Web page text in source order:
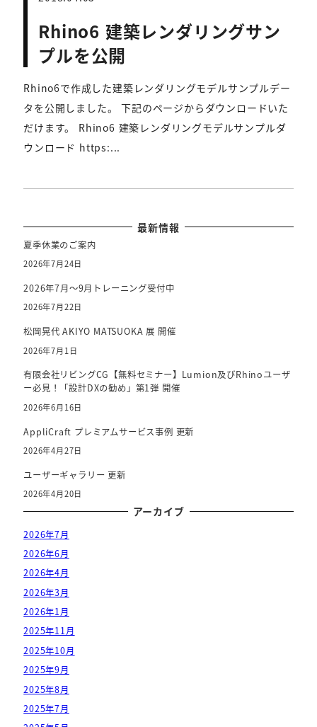
Rhino6 建築レンダリングサン
プルを公開
Rhino6で作成した建築レンダリングモデルサンプルデー
タを公開しました。 下記のページからダウンロードいた
だけます。 Rhino6 建築レンダリングモデルサンプルダ
ウンロード https:...
最新情報
夏季休業のご案内
2026年7月24日
2026年7月～9月トレーニング受付中
2026年7月22日
松岡晃代 AKIYO MATSUOKA 展 開催
2026年7月1日
有限会社リビングCG【無料セミナー】Lumion及びRhinoユーザ
ー必見！「設計DXの勧め」第1弾 開催
2026年6月16日
AppliCraft プレミアムサービス事例 更新
2026年4月27日
ユーザーギャラリー 更新
2026年4月20日
アーカイブ
2026年7月
2026年6月
2026年4月
2026年3月
2026年1月
2025年11月
2025年10月
2025年9月
2025年8月
2025年7月